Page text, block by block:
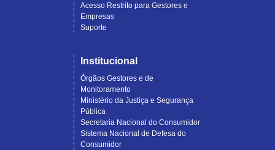
Acesso Restrito para Gestores e
Empresas
Suporte
Institucional
Órgãos Gestores e de
Monitoramento
Ministério da Justiça e Segurança
Pública
Secretaria Nacional do Consumidor
Sistema Nacional de Defesa do
Consumidor